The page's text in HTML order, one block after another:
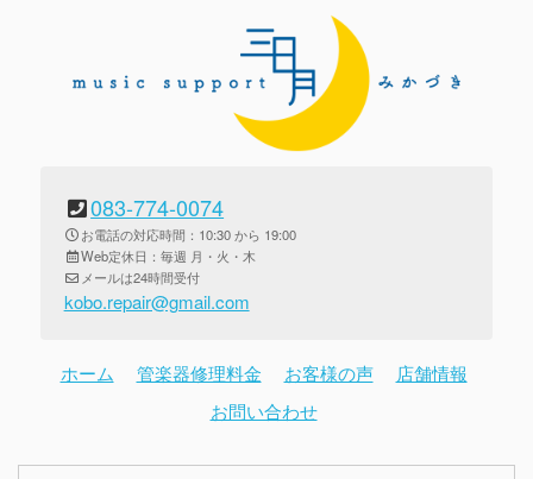
083-774-0074
お電話の対応時間：10:30 から 19:00
Web定休日：毎週 月・火・木
メールは24時間受付
kobo.repair@gmail.com
ホーム 管楽器修理料金 お客様の声
店舗情報
お問い合わせ